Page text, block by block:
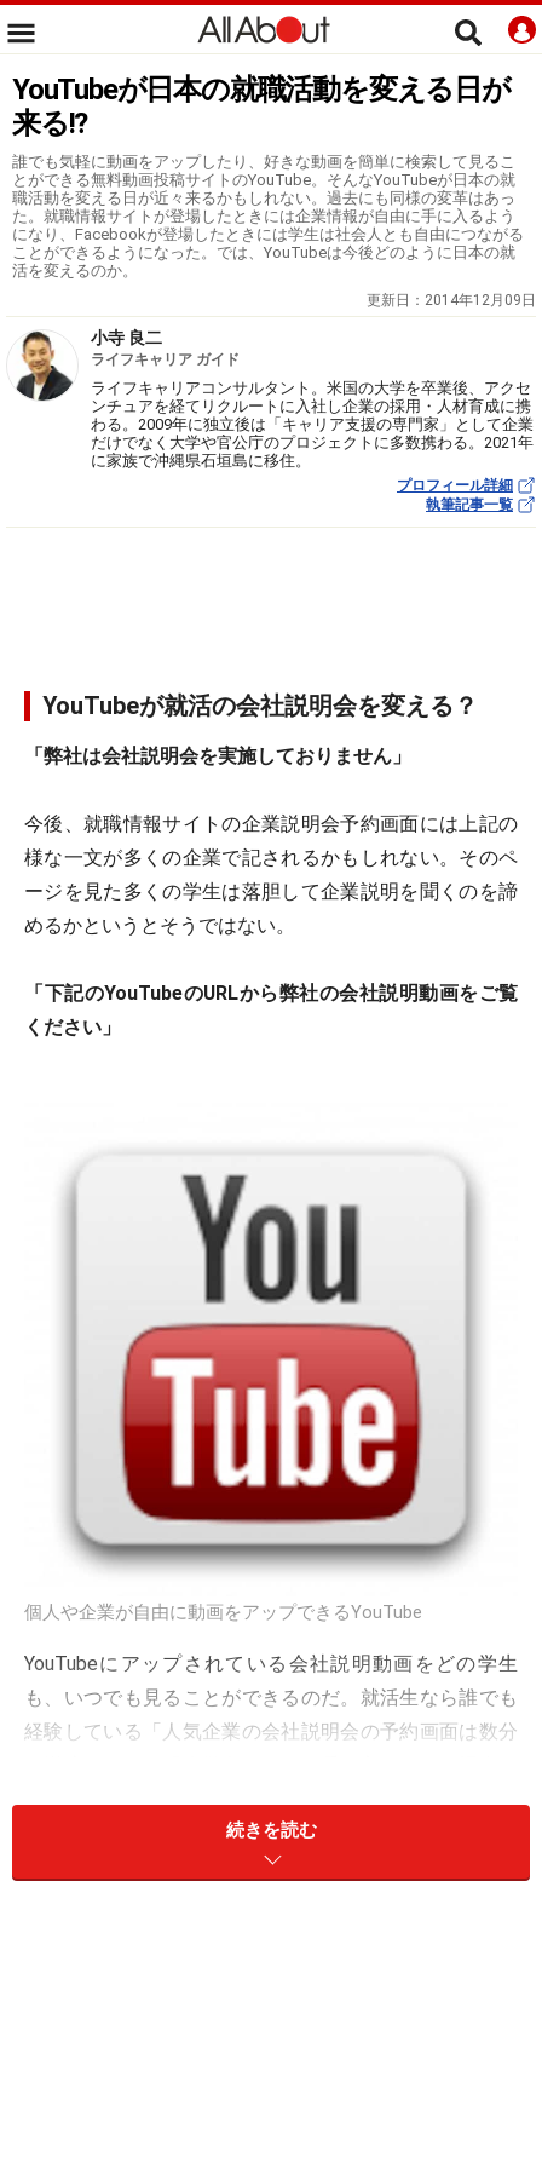
YouTubeが日本の就職活動を変える日が
来る!?
誰でも気軽に動画をアップしたり、好きな動画を簡単に検索して見るこ
とができる無料動画投稿サイトのYouTube。そんなYouTubeが日本の就
職活動を変える日が近々来るかもしれない。過去にも同様の変革はあっ
た。就職情報サイトが登場したときには企業情報が自由に手に入るよう
になり、Facebookが登場したときには学生は社会人とも自由につながる
ことができるようになった。では、YouTubeは今後どのように日本の就
活を変えるのか。
更新日： 2014年12月09日
小寺 良二
ライフキャリア ガイド
ライフキャリアコンサルタント。米国の大学を卒業後、アクセ
ンチュアを経てリクルートに入社し企業の採用・人材育成に携
わる。2009年に独立後は「キャリア支援の専門家」として企業
だけでなく大学や官公庁のプロジェクトに多数携わる。2021年
に家族で沖縄県石垣島に移住。
プロフィール詳細
執筆記事一覧
YouTubeが就活の会社説明会を変える？
「弊社は会社説明会を実施しておりません」
今後、就職情報サイトの企業説明会予約画面には上記の
様な一文が多くの企業で記されるかもしれない。そのペ
ージを見た多くの学生は落胆して企業説明を聞くのを諦
めるかというとそうではない。
「下記のYouTubeのURLから弊社の会社説明動画をご覧
ください」
個人や企業が自由に動画をアップできるYouTube
YouTubeにアップされている会社説明動画をどの学生
も、いつでも見ることができるのだ。就活生なら誰でも
経験している「人気企業の会社説明会の予約画面は数分
満席の場合がある」ということは起こらない。
実はここ２～３年で多くの就職情報サイトでは
続きを読む